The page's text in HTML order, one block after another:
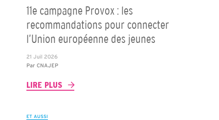
11e campagne Provox : les
recommandations pour connecter
l’Union européenne des jeunes
21 Juil 2026
Par CNAJEP
LIRE PLUS
ET AUSSI